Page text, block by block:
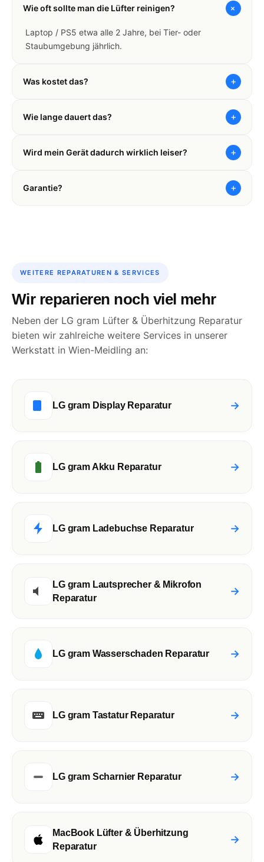
Wie oft sollte man die Lüfter reinigen? +
Laptop / PS5 etwa alle 2 Jahre, bei Tier- oder
Staubumgebung jährlich.
Was kostet das? +
Wie lange dauert das? +
Wird mein Gerät dadurch wirklich leiser? +
Garantie? +
WEITERE REPARATUREN & SERVICES
Wir reparieren noch viel mehr
Neben der LG gram Lüfter & Überhitzung Reparatur
bieten wir zahlreiche weitere Services in unserer
Werkstatt in Wien-Meidling an:
LG gram Display Reparatur →
LG gram Akku Reparatur →
LG gram Ladebuchse Reparatur →
LG gram Lautsprecher & Mikrofon
Reparatur
→
LG gram Wasserschaden Reparatur →
LG gram Tastatur Reparatur →
LG gram Scharnier Reparatur →
MacBook Lüfter & Überhitzung
Reparatur
→